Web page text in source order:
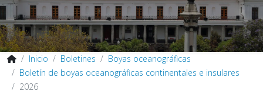
Inicio Boletines
Boyas oceanográficas
Boletín de boyas oceanográficas continentales e insulares
2026